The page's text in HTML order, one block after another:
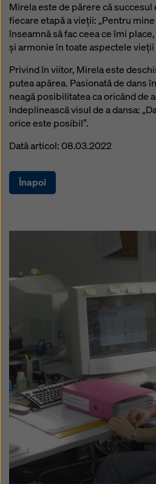
Mirela este de părere că
fiecare etapă a vieții: „Pentru
înseamnă să fac ceea ce îmi
și armonie în toate aspectele
Privind în viitor, Mirela este
putea apărea. Pasionată de dans
neagă posibilitatea ca oricând de
îndeplinească visul de a dansa:
orice este posibil”.
Dată articol: 08.03.2022
Înapoi